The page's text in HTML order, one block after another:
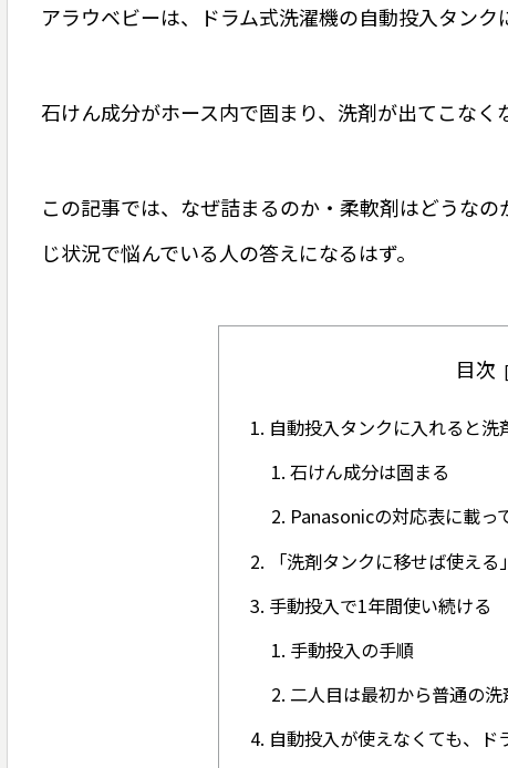
アラウベビーは、ドラム式洗濯機の自動投入タンク
石けん成分がホース内で固まり、洗剤が出てこなく
この記事では、なぜ詰まるのか・柔軟剤はどうな
じ状況で悩んでいる人の答えになるはず。
目次
自動投入タンクに入れると洗
石けん成分は固まる
Panasonicの対応表に載っ
「洗剤タンクに移せば使える
手動投入で1年間使い続ける
手動投入の手順
二人目は最初から普通の洗
自動投入が使えなくても、